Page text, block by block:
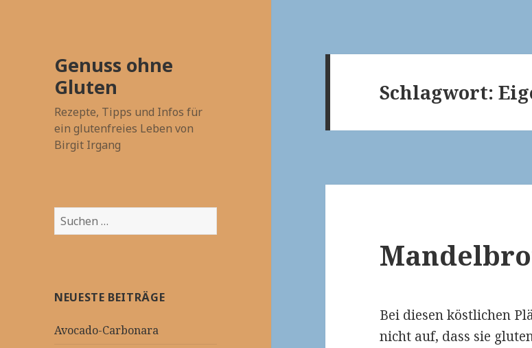
Genuss ohne
Gluten
Rezepte, Tipps und Infos für
ein glutenfreies Leben von
Birgit Irgang
Suchen
nach:
NEUESTE BEITRÄGE
Avocado-Carbonara
Schlagwort:
Bei diesen köstlichen
nicht auf, dass sie